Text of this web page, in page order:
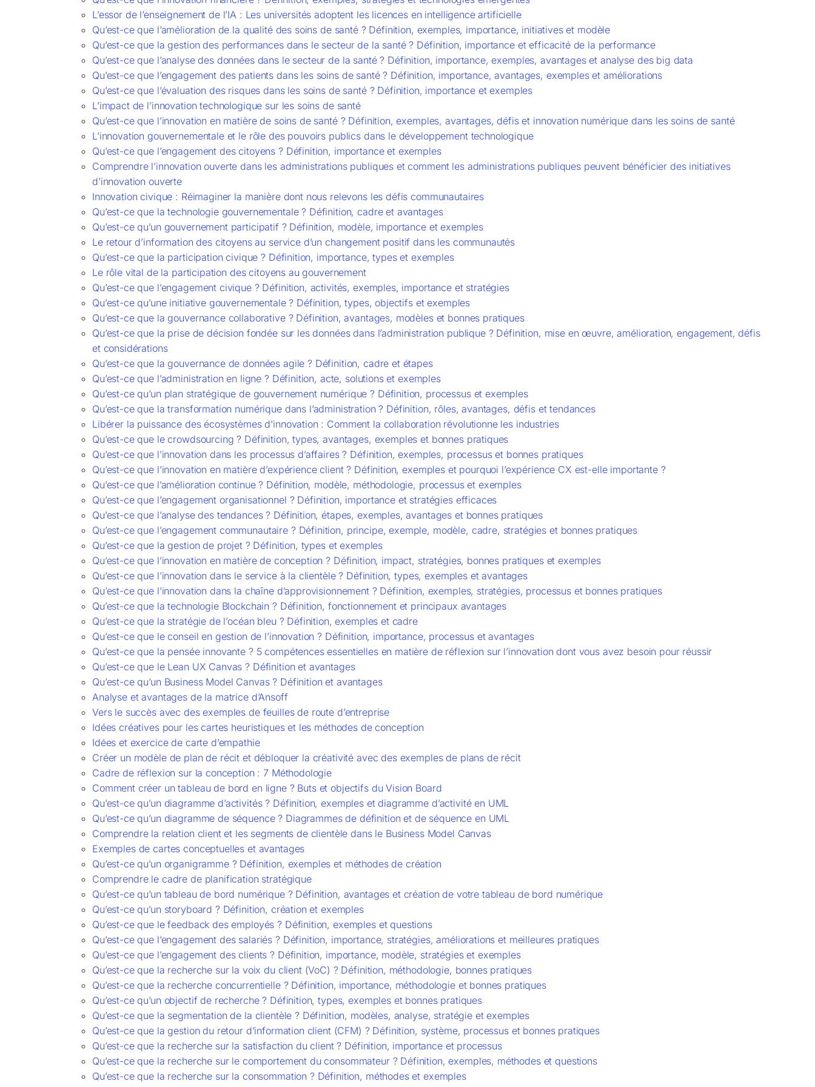
L’essor de l’enseignement de l’IA : Les universités adoptent les licences en intelligence artificielle
Qu’est-ce que l’amélioration de la qualité des soins de santé ? Définition, exemples, importance, initiatives et modèle
Qu’est-ce que la gestion des performances dans le secteur de la santé ? Définition, importance et efficacité de la performance
Qu’est-ce que l’analyse des données dans le secteur de la santé ? Définition, importance, exemples, avantages et analyse des big data
Qu’est-ce que l’engagement des patients dans les soins de santé ? Définition, importance, avantages, exemples et améliorations
Qu’est-ce que l’évaluation des risques dans les soins de santé ? Définition, importance et exemples
L’impact de l’innovation technologique sur les soins de santé
Qu’est-ce que l’innovation en matière de soins de santé ? Définition, exemples, avantages, défis et innovation numérique dans les soins de santé
L’innovation gouvernementale et le rôle des pouvoirs publics dans le développement technologique
Qu’est-ce que l’engagement des citoyens ? Définition, importance et exemples
Comprendre l’innovation ouverte dans les administrations publiques et comment les administrations publiques peuvent bénéficier des initiatives
d’innovation ouverte
Innovation civique : Réimaginer la manière dont nous relevons les défis communautaires
Qu’est-ce que la technologie gouvernementale ? Définition, cadre et avantages
Qu’est-ce qu’un gouvernement participatif ? Définition, modèle, importance et exemples
Le retour d’information des citoyens au service d’un changement positif dans les communautés
Qu’est-ce que la participation civique ? Définition, importance, types et exemples
Le rôle vital de la participation des citoyens au gouvernement
Qu’est-ce que l’engagement civique ? Définition, activités, exemples, importance et stratégies
Qu’est-ce qu’une initiative gouvernementale ? Définition, types, objectifs et exemples
Qu’est-ce que la gouvernance collaborative ? Définition, avantages, modèles et bonnes pratiques
Qu’est-ce que la prise de décision fondée sur les données dans l’administration publique ? Définition, mise en œuvre, amélioration, engagement, défis
et considérations
Qu’est-ce que la gouvernance de données agile ? Définition, cadre et étapes
Qu’est-ce que l’administration en ligne ? Définition, acte, solutions et exemples
Qu’est-ce qu’un plan stratégique de gouvernement numérique ? Définition, processus et exemples
Qu’est-ce que la transformation numérique dans l’administration ? Définition, rôles, avantages, défis et tendances
Libérer la puissance des écosystèmes d’innovation : Comment la collaboration révolutionne les industries
Qu’est-ce que le crowdsourcing ? Définition, types, avantages, exemples et bonnes pratiques
Qu’est-ce que l’innovation dans les processus d’affaires ? Définition, exemples, processus et bonnes pratiques
Qu’est-ce que l’innovation en matière d’expérience client ? Définition, exemples et pourquoi l’expérience CX est-elle importante ?
Qu’est-ce que l’amélioration continue ? Définition, modèle, méthodologie, processus et exemples
Qu’est-ce que l’engagement organisationnel ? Définition, importance et stratégies efficaces
Qu’est-ce que l’analyse des tendances ? Définition, étapes, exemples, avantages et bonnes pratiques
Qu’est-ce que l’engagement communautaire ? Définition, principe, exemple, modèle, cadre, stratégies et bonnes pratiques
Qu’est-ce que la gestion de projet ? Définition, types et exemples
Qu’est-ce que l’innovation en matière de conception ? Définition, impact, stratégies, bonnes pratiques et exemples
Qu’est-ce que l’innovation dans le service à la clientèle ? Définition, types, exemples et avantages
Qu’est-ce que l’innovation dans la chaîne d’approvisionnement ? Définition, exemples, stratégies, processus et bonnes pratiques
Qu’est-ce que la technologie Blockchain ? Définition, fonctionnement et principaux avantages
Qu’est-ce que la stratégie de l’océan bleu ? Définition, exemples et cadre
Qu’est-ce que le conseil en gestion de l’innovation ? Définition, importance, processus et avantages
Qu’est-ce que la pensée innovante ? 5 compétences essentielles en matière de réflexion sur l’innovation dont vous avez besoin pour réussir
Qu’est-ce que le Lean UX Canvas ? Définition et avantages
Qu’est-ce qu’un Business Model Canvas ? Définition et avantages
Analyse et avantages de la matrice d’Ansoff
Vers le succès avec des exemples de feuilles de route d’entreprise
Idées créatives pour les cartes heuristiques et les méthodes de conception
Idées et exercice de carte d’empathie
Créer un modèle de plan de récit et débloquer la créativité avec des exemples de plans de récit
Cadre de réflexion sur la conception : 7 Méthodologie
Comment créer un tableau de bord en ligne ? Buts et objectifs du Vision Board
Qu’est-ce qu’un diagramme d’activités ? Définition, exemples et diagramme d’activité en UML
Qu’est-ce qu’un diagramme de séquence ? Diagrammes de définition et de séquence en UML
Comprendre la relation client et les segments de clientèle dans le Business Model Canvas
Exemples de cartes conceptuelles et avantages
Qu’est-ce qu’un organigramme ? Définition, exemples et méthodes de création
Comprendre le cadre de planification stratégique
Qu’est-ce qu’un tableau de bord numérique ? Définition, avantages et création de votre tableau de bord numérique
Qu’est-ce qu’un storyboard ? Définition, création et exemples
Qu’est-ce que le feedback des employés ? Définition, exemples et questions
Qu’est-ce que l’engagement des salariés ? Définition, importance, stratégies, améliorations et meilleures pratiques
Qu’est-ce que l’engagement des clients ? Définition, importance, modèle, stratégies et exemples
Qu’est-ce que la recherche sur la voix du client (VoC) ? Définition, méthodologie, bonnes pratiques
Qu’est-ce que la recherche concurrentielle ? Définition, importance, méthodologie et bonnes pratiques
Qu’est-ce qu’un objectif de recherche ? Définition, types, exemples et bonnes pratiques
Qu’est-ce que la segmentation de la clientèle ? Définition, modèles, analyse, stratégie et exemples
Qu’est-ce que la gestion du retour d’information client (CFM) ? Définition, système, processus et bonnes pratiques
Qu’est-ce que la recherche sur la satisfaction du client ? Définition, importance et processus
Qu’est-ce que la recherche sur le comportement du consommateur ? Définition, exemples, méthodes et questions
Qu’est-ce que la recherche sur la consommation ? Définition, méthodes et exemples